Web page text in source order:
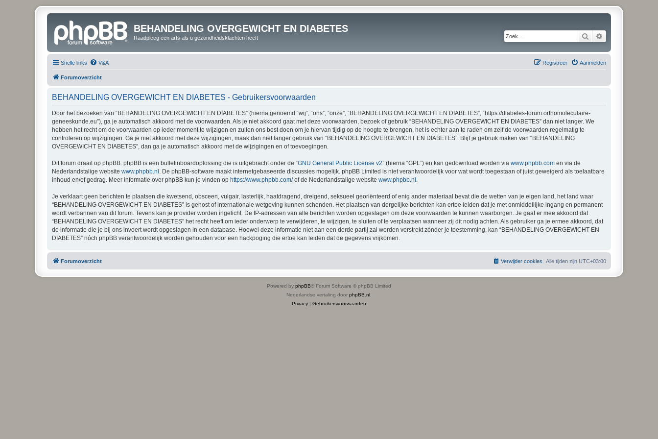
BEHANDELING OVERGEWICHT EN DIABETES
Raadpleeg een arts als u gezondheidsklachten heeft Zoek
Snelle links V&A Aanmelden
Registreer
Forumoverzicht
BEHANDELING OVERGEWICHT EN DIABETES - Gebruikersvoorwaarden
Door het bezoeken van “BEHANDELING OVERGEWICHT EN DIABETES” (hierna genoemd “wij”, “ons”, “onze”, “BEHANDELING OVERGEWICHT EN DIABETES”, “https://diabetes-forum.orthomoleculaire-
geneeskunde.eu”), ga je automatisch akkoord met de voorwaarden. Als je niet akkoord gaat met deze voorwaarden, bezoek of gebruik “BEHANDELING OVERGEWICHT EN DIABETES” dan niet langer. We
hebben het recht om de voorwaarden op ieder moment te wijzigen en zullen ons best doen om je hiervan tijdig op de hoogte te brengen, het is echter aan te raden om zelf de voorwaarden regelmatig te
controleren op wijzigingen. Ga je niet akkoord met deze wijzigingen, maak dan niet langer gebruik van “BEHANDELING OVERGEWICHT EN DIABETES”. Blijf je gebruik maken van “BEHANDELING
OVERGEWICHT EN DIABETES”, dan ga je automatisch akkoord met de wijzigingen en of toevoegingen.
Dit forum draait op phpBB. phpBB is een bulletinboardoplossing die is uitgebracht onder de “GNU General Public License v2” (hierna “GPL”) en kan gedownload worden via www.phpbb.com en via de
Nederlandstalige website www.phpbb.nl . De phpBB-software maakt internetgebaseerde discussies mogelijk. phpBB Limited is niet verantwoordelijk voor wat wordt toegestaan of juist geweigerd als toelaatbare
inhoud en/of gedrag. Meer informatie over phpBB kun je vinden op https://www.phpbb.com/of de Nederlandstalige website www.phpbb.nl
Je verklaart geen berichten te plaatsen die kwetsend, obsceen, vulgair, lasterlijk, haatdragend, dreigend, seksueel georiënteerd of enig ander materiaal bevat die de wetten van je eigen land, het land waar
“BEHANDELING OVERGEWICHT EN DIABETES” is gehost of internationale wetgeving kunnen schenden. Het plaatsen van dergelijke berichten kan ertoe leiden dat je met onmiddellijke ingang en permanent
wordt verbannen van dit forum. Tevens kan je provider worden ingelicht. De IP-adressen van alle berichten worden opgeslagen om deze voorwaarden te kunnen waarborgen. Je gaat er mee akkoord dat
“BEHANDELING OVERGEWICHT EN DIABETES” het recht heeft om ieder onderwerp te verwijderen, te wijzigen, te sluiten of te verplaatsen wanneer zij dit nodig achten. Als gebruiker ga je ermee akkoord, dat
de informatie die je bij ons invoert wordt opgeslagen in een database. Hoewel deze informatie niet aan een derde partij zal worden verstrekt zónder je toestemming, kan “BEHANDELING OVERGEWICHT EN
DIABETES” nóch phpBB verantwoordelijk worden gehouden voor een hackpoging die ertoe kan leiden dat de gegevens vrijkomen.
Forumoverzicht Alle tijden zijn UTC+03:00
Verwijder cookies
Powered by phpBB® Forum Software © phpBB Limited
Nederlandse vertaling door phpBB.nl
Privacy | Gebruikersvoorwaarden